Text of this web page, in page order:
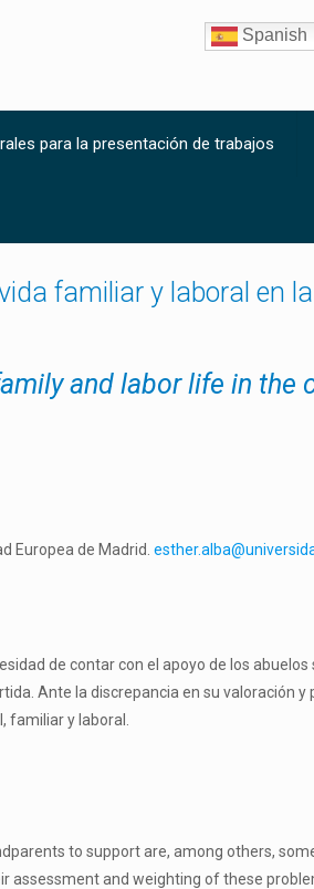
para la presentación de trabajos
Spanish
familiar y laboral en
and labor life in the
Europea de Madrid.
de contar con el apoyo de los
Ante la discrepancia en su valoración
familiar y laboral.
to support are, among others,
assessment and weighting of these